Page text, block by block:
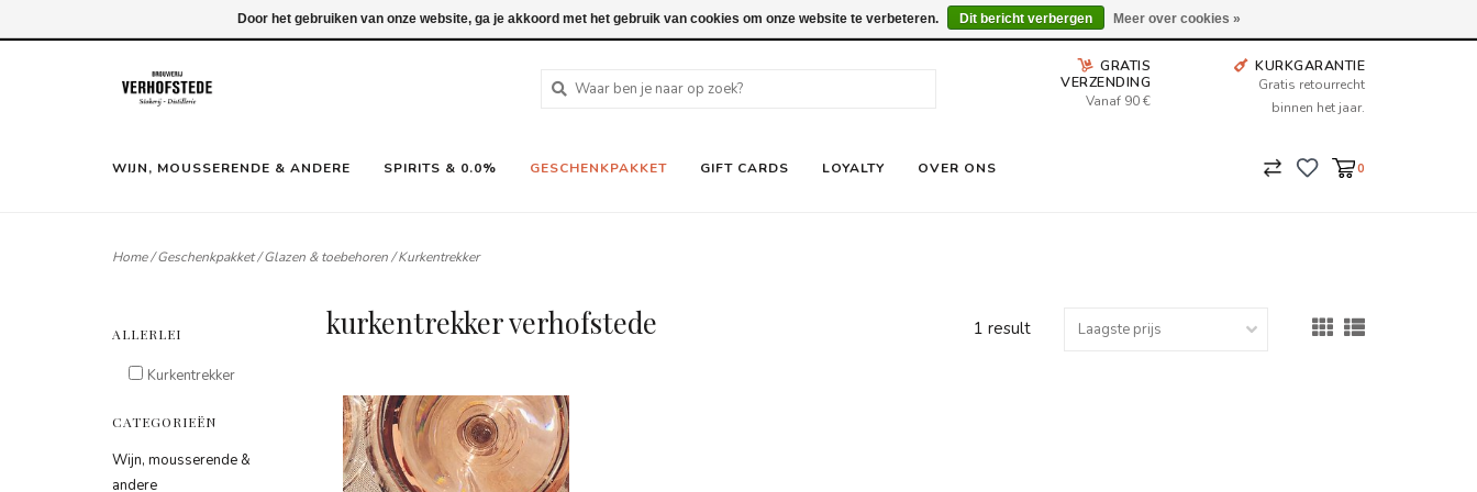
Wij leveren tot aan uw deur. Afhalen is mogelijk.
GRATIS
VERZENDING
Vanaf 90 €
KURKGARANTIE
Gratis retourrecht
binnen het jaar.
WIJN, MOUSSERENDE & ANDERE SPIRITS & 0.0% GESCHENKPAKKET GIFT CARDS LOYALTY OVER ONS 0
Home/Geschenkpakket/Glazen & toebehoren/Kurkentrekker
ALLERLEI
Kurkentrekker
CATEGORIEËN
Wijn, mousserende &
andere
kurkentrekker verhofstede 1 result
Door het gebruiken van onze website, ga je akkoord met het gebruik van cookies om onze website te verbeteren. Dit bericht verbergen Meer over cookies »